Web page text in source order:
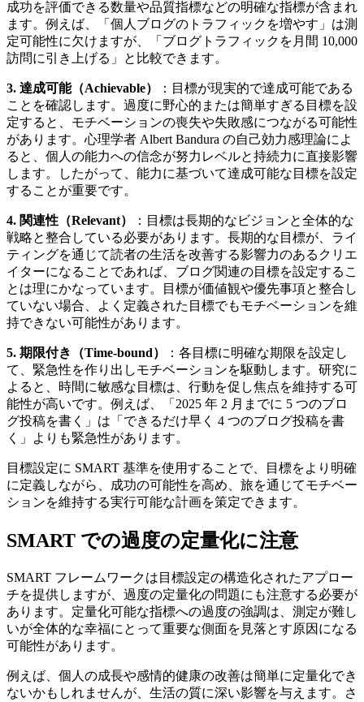
成功を評価できる数量や品質指標などの明確な指標が含まれ
ます。例えば、「個人ブログのトラフィックを増やす」は測
定可能性に欠けますが、「ブログトラフィックを月間 10,000
訪問に引き上げる」と比較できます。
3. 達成可能（Achievable）
：目標が現実的で達成可能である
ことを確認します。過度に野心的または簡単すぎる目標を設
定すると、モチベーションの喪失や失敗感につながる可能性
があります。心理学者 Albert Bandura の自己効力感理論によ
ると、個人の能力への信念が努力レベルと持続力に直接影響
します。したがって、能力に基づいて達成可能な目標を設定
することが重要です。
4. 関連性（Relevant）
：目標は長期的なビジョンと全体的な
戦略と整合している必要があります。長期的な目標が、ライ
ティングを通じて読者の生活を改善する影響力のあるクリエ
イターになることであれば、ブログ関連の目標を設定するこ
とは理にかなっています。目標が価値観や優先事項と整合し
ていない場合、よく定義された目標でもモチベーションを維
持できない可能性があります。
5. 期限付き（Time-bound）
：各目標に明確な期限を設定し
て、緊急性を作り出しモチベーションを駆動します。研究に
よると、時間に敏感な目標は、行動を促し焦点を維持する可
能性が高いです。例えば、「2025 年 2 月までに 5 つのブロ
グ投稿を書く」は「できるだけ早く 4 つのブログ投稿を書
く」よりも緊急性があります。
目標設定に SMART 基準を使用することで、目標をより明確
に定義しながら、成功の可能性を高め、旅を通じてモチベー
ションを維持する実行可能な計画を策定できます。
SMART での過度の定量化に注意
SMART フレームワークは目標設定の構造化されたアプロー
チを提供しますが、過度の定量化の問題にも注意する必要が
あります。定量化可能な指標への過度の強調は、測定が難し
いが全体的な幸福にとって重要な側面を見落とす原因になる
可能性があります。
例えば、個人の成長や感情的健康の改善は簡単に定量化でき
ないかもしれませんが、生活の質に深い影響を与えます。さ